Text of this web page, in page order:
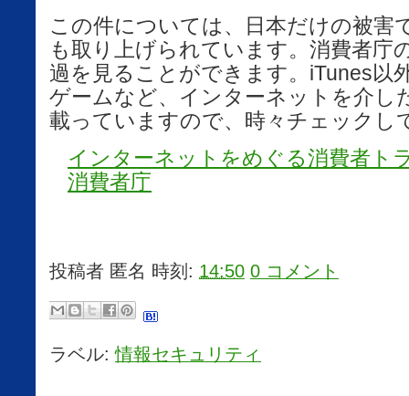
この件については、日本だけの被害
も取り上げられています。消費者庁
過を見ることができます。iTunes以
ゲームなど、インターネットを介し
載っていますので、時々チェックし
インターネットをめぐる消費者ト
消費者庁
投稿者 匿名 時刻: 14:50 0 コメント
ラベル:情報セキュリティ